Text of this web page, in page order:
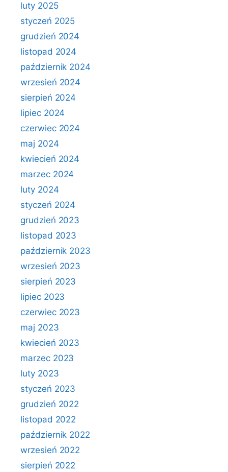
luty 2025
styczeń 2025
grudzień 2024
listopad 2024
październik 2024
wrzesień 2024
sierpień 2024
lipiec 2024
czerwiec 2024
maj 2024
kwiecień 2024
marzec 2024
luty 2024
styczeń 2024
grudzień 2023
listopad 2023
październik 2023
wrzesień 2023
sierpień 2023
lipiec 2023
czerwiec 2023
maj 2023
kwiecień 2023
marzec 2023
luty 2023
styczeń 2023
grudzień 2022
listopad 2022
październik 2022
wrzesień 2022
sierpień 2022